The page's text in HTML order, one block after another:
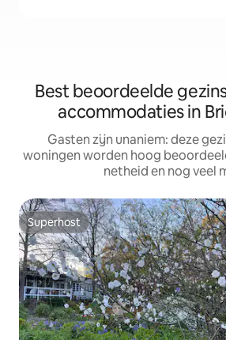
Best beoordeelde
accommodaties in
Gasten zijn unaniem: deze
woningen worden hoog
netheid en nog veel
Superhost
Superhost